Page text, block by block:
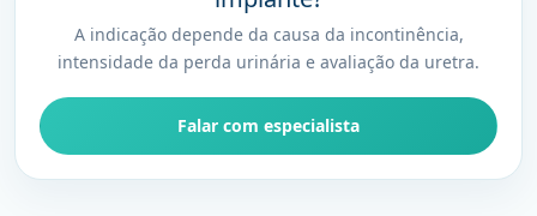
A indicação depende da causa da incontinência,
intensidade da perda urinária e avaliação da uretra.
Falar com especialista